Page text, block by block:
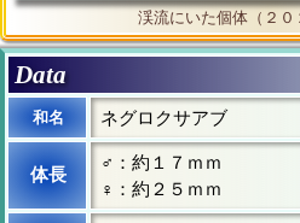
渓流にいた個体（２０
Data
和名 ネグロクサアブ
体長
♂：約１７ｍｍ
♀：約２５ｍｍ